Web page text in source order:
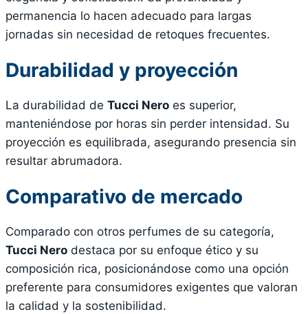
permanencia lo hacen adecuado para largas
jornadas sin necesidad de retoques frecuentes.
Durabilidad y proyección
La durabilidad de Tucci Nero es superior,
manteniéndose por horas sin perder intensidad. Su
proyección es equilibrada, asegurando presencia sin
resultar abrumadora.
Comparativo de mercado
Comparado con otros perfumes de su categoría,
Tucci Nero destaca por su enfoque ético y su
composición rica, posicionándose como una opción
preferente para consumidores exigentes que valoran
la calidad y la sostenibilidad.